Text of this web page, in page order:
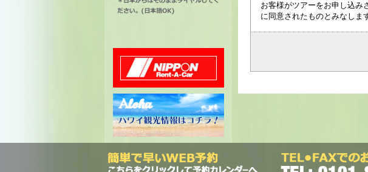
ださい。(日本語OK)
ニッポンレンタカー
ハワイ州観光局
お客様がツアーをお申し込み
に同意されたものとみなしま